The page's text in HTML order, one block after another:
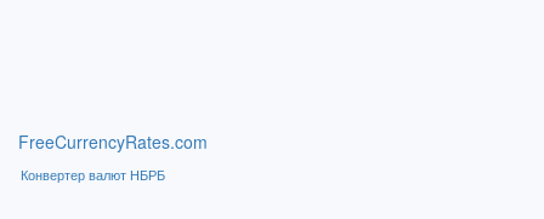
FreeCurrencyRates.com
Конвертер валют НБРБ